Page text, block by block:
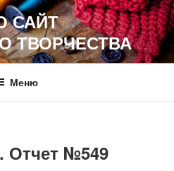
САЙТ
ТВОРЧЕСТВА
Меню
Отчет №549